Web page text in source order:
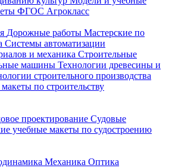
ФГОС Агрокласс
Дорожные работы Мастерские по
Системы автоматизации
и механика Строительные
машины Технологии древесины и
строительного производства
по строительству
проектирование Судовые
учебные макеты по судостроению
Механика Оптика